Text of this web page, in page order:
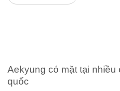
Aekyung có mặt tại nhiều
quốc